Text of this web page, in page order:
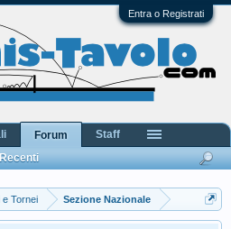
Entra o Registrati
e Tornei Sezione Nazionale
Forum
Staff